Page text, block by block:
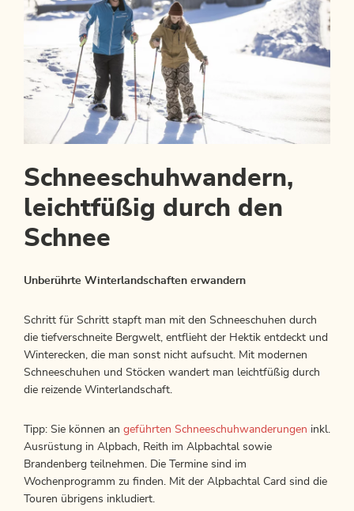
Schneeschuhwandern,
leichtfüßig durch den
Schnee
Unberührte Winterlandschaften erwandern
Schritt für Schritt stapft man mit den Schneeschuhen durch
die tiefverschneite Bergwelt, entflieht der Hektik entdeckt und
Winterecken, die man sonst nicht aufsucht. Mit modernen
Schneeschuhen und Stöcken wandert man leichtfüßig durch
die reizende Winterlandschaft.
Tipp: Sie können an geführten Schneeschuhwanderungen inkl.
Ausrüstung in Alpbach, Reith im Alpbachtal sowie
Brandenberg teilnehmen. Die Termine sind im
Wochenprogramm zu finden. Mit der Alpbachtal Card sind die
Touren übrigens inkludiert.